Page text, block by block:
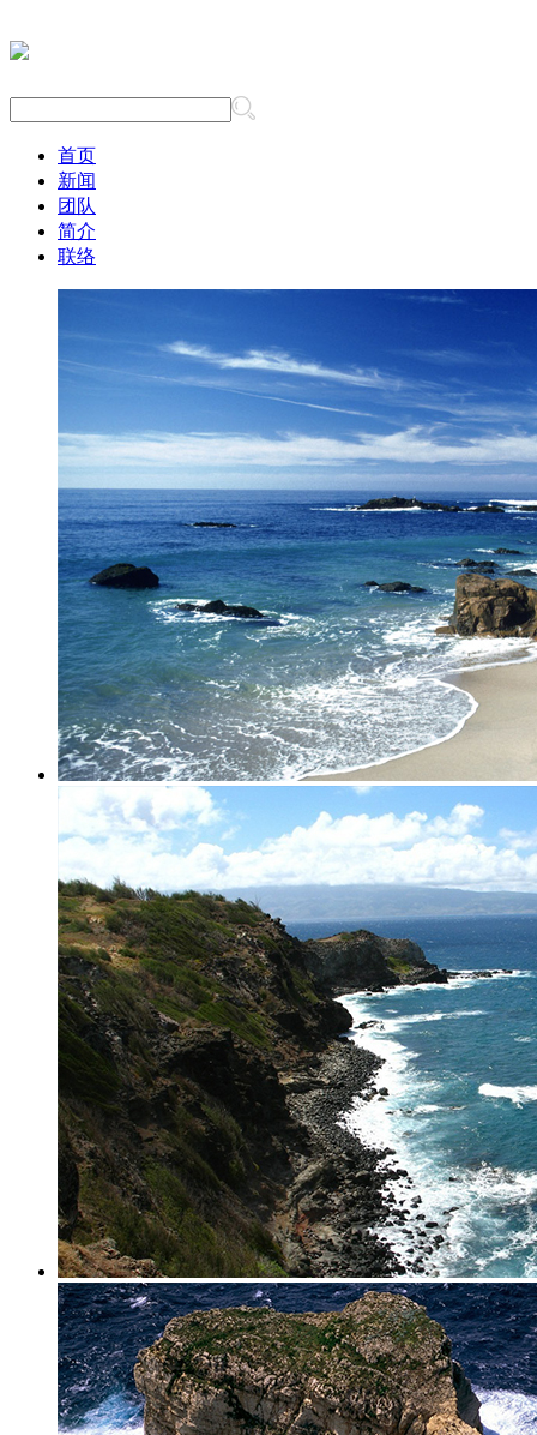
首页
新闻
团队
简介
联络